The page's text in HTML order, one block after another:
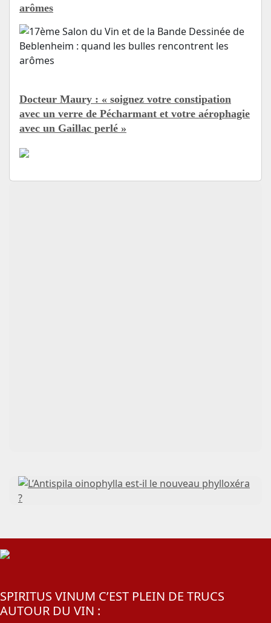
arômes
Docteur Maury : « soignez votre constipation
avec un verre de Pécharmant et votre aérophagie
avec un Gaillac perlé »
SPIRITUS VINUM C’EST PLEIN DE TRUCS
AUTOUR DU VIN :